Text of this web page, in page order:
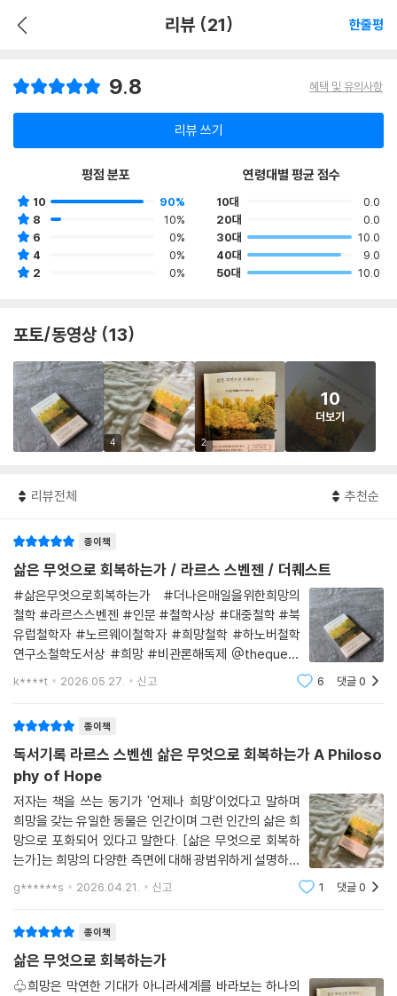
리뷰 (21) 한줄평
9.8 혜택 및 유의사항
리뷰 쓰기
평점 분포
10
90%
8
10%
6
0%
4
0%
2
0%
연령대별 평균 점수
10대
0.0
20대
0.0
30대
10.0
40대
9.0
50대
10.0
포토/동영상 (13)
4 2
10
더보기
리뷰전체 추천순
종이책
삶은 무엇으로 회복하는가 / 라르스 스벤젠 / 더퀘스트
#삶은무엇으로회복하는가 #더나은매일을위한희망의
철학 #라르스스벤젠 #인문 #철학사상 #대중철학 #북
유럽철학자 #노르웨이철학자 #희망철학 #하노버철학
연구소철학도서상 #희망 #비관론해독제 @thequest
_book #더퀘스트 출판사로부터 #도서지원 을 받아 작
충돌과 분열을
k****t 2026.05.27. 신고 6 댓글0
종이책
독서기록 라르스 스벤센 삶은 무엇으로 회복하는가 A Philoso
phy of Hope
저자는 책을 쓰는 동기가 '언제나 희망'이었다고 말하며
희망을 갖는 유일한 동물은 인간이며 그런 인간의 삶은 희
망으로 포화되어 있다고 말한다. [삶은 무엇으로 회복하
는가]는 희망의 다양한 측면에 대해 광범위하게 설명하고
있다. 그리고 가장 중요한 것은 희망에 대한 이 모든 설명
은 독자의 삶에 어떤 의미가 있는지 스스로 생각하게 하는
g******s 2026.04.21. 신고 1 댓글0
종이책
삶은 무엇으로 회복하는가
♧희망은 막연한 기대가 아니라세계를 바라보는 하나의